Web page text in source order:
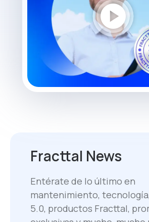
play_circle
Fracttal News
Entérate de lo último en
mantenimiento,
5.0, productos Fracttal,